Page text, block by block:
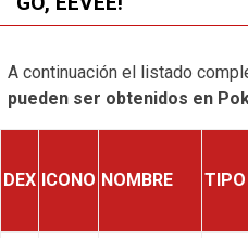
A continuación el listado
pueden ser obtenidos en
DEX ICONO NOMBRE TIPO